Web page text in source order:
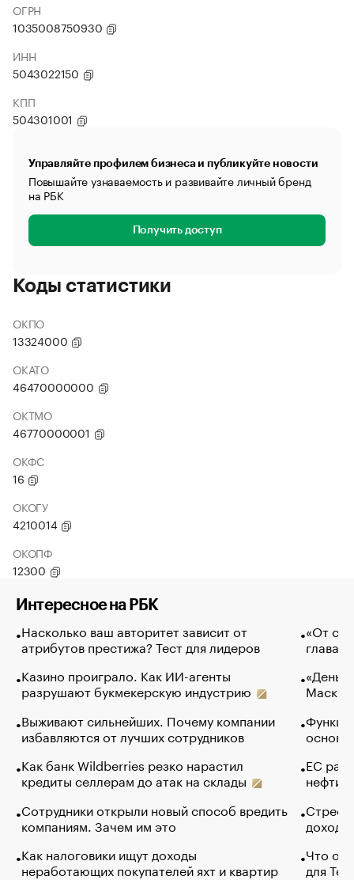
ОГРН
1035008750930
ИНН
5043022150
КПП
504301001
Управляйте профилем бизнеса и публикуйте новости
Повышайте узнаваемость и развивайте личный бренд
на РБК
Получить доступ
Коды статистики
ОКПО
13324000
ОКАТО
46470000000
ОКТМО
46770000001
ОКФС
16
ОКОГУ
4210014
ОКОПФ
12300
Интересное на РБК
Насколько ваш авторитет зависит от
атрибутов престижа? Тест для лидеров
Казино проиграло. Как ИИ-агенты
разрушают букмекерскую индустрию
Выживают сильнейших. Почему компании
избавляются от лучших сотрудников
Как банк Wildberries резко нарастил
кредиты селлерам до атак на склады
Сотрудники открыли новый способ вредить
компаниям. Зачем им это
Как налоговики ищут доходы
неработающих покупателей яхт и квартир
«От
глава
Маск в
основ
ЕС
нефти
Что
для